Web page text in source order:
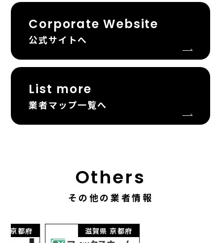
Corporate Website
公式サイトへ
List more
業者マップ一覧へ
Others
その他の業者情報
京都府